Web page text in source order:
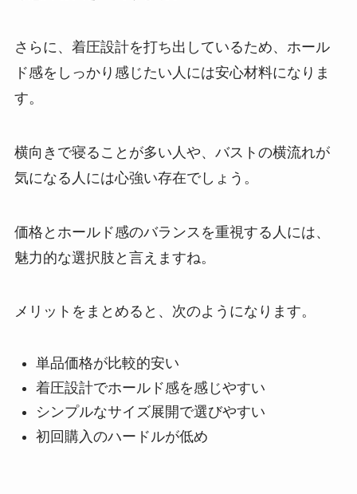
さらに、着圧設計を打ち出しているため、ホール
ド感をしっかり感じたい人には安心材料になりま
す。
横向きで寝ることが多い人や、バストの横流れが
気になる人には心強い存在でしょう。
価格とホールド感のバランスを重視する人には、
魅力的な選択肢と言えますね。
メリットをまとめると、次のようになります。
単品価格が比較的安い
着圧設計でホールド感を感じやすい
シンプルなサイズ展開で選びやすい
初回購入のハードルが低め